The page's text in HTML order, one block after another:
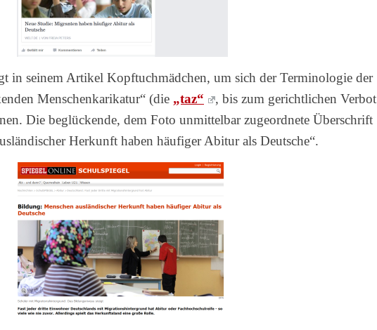
in seinem Artikel Kopftuchmädchen, um sich der Terminologie der
Menschenkarikatur“ (die „taz“
, bis zum gerichtlichen Verbot
Die beglückende, dem Foto unmittelbar zugeordnete Überschrift
Herkunft haben häufiger Abitur als Deutsche“.